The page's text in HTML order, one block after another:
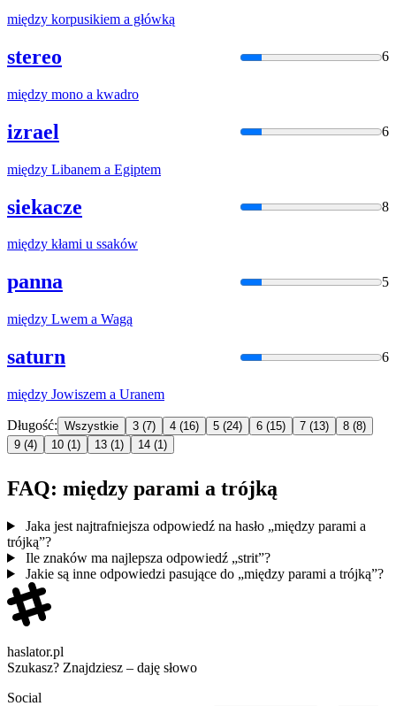
między korpusikiem a główką
stereo 6
między mono a kwadro
izrael 6
między Libanem a Egiptem
siekacze 8
między kłami u ssaków
panna 5
między Lwem a Wagą
saturn 6
między Jowiszem a Uranem
Długość: Wszystkie 3 (7) 4 (16) 5 (24) 6 (15) 7 (13) 8 (8)
9 (4) 10 (1) 13 (1) 14 (1)
FAQ: między parami a trójką
Jaka jest najtrafniejsza odpowiedź na hasło „między parami a
trójką”?
Ile znaków ma najlepsza odpowiedź „strit”?
Jakie są inne odpowiedzi pasujące do „między parami a trójką”?
haslator.pl
Szukasz? Znajdziesz – daję słowo
Social